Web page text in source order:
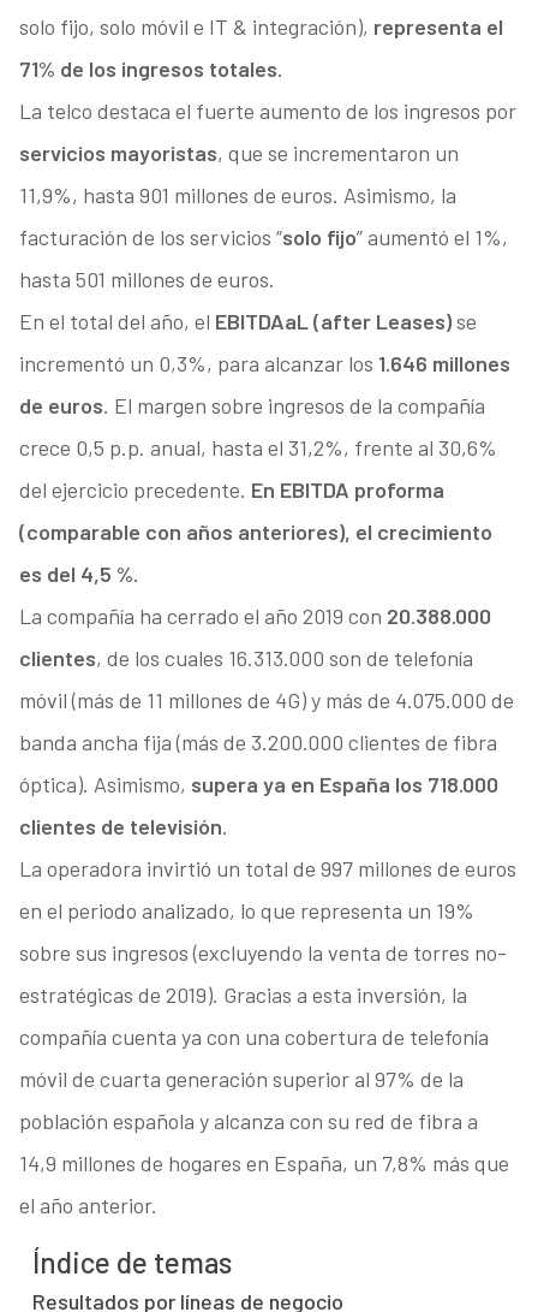
solo fijo, solo móvil e IT & integración), representa el
71% de los ingresos totales.
La telco destaca el fuerte aumento de los ingresos por
servicios mayoristas, que se incrementaron un
11,9%, hasta 901 millones de euros. Asimismo, la
facturación de los servicios “solo fijo” aumentó el 1%,
hasta 501 millones de euros.
En el total del año, el EBITDAaL (after Leases)se
incrementó un 0,3%, para alcanzar los 1.646 millones
de euros. El margen sobre ingresos de la compañía
crece 0,5 p.p. anual, hasta el 31,2%, frente al 30,6%
del ejercicio precedente. En EBITDA proforma
(comparable con años anteriores), el crecimiento
es del 4,5 %.
La compañía ha cerrado el año 2019 con 20.388.000
clientes, de los cuales 16.313.000 son de telefonía
móvil (más de 11 millones de 4G) y más de 4.075.000 de
banda ancha fija (más de 3.200.000 clientes de fibra
óptica). Asimismo, supera ya en España los 718.000
clientes de televisión.
La operadora invirtió un total de 997 millones de euros
en el periodo analizado, lo que representa un 19%
sobre sus ingresos (excluyendo la venta de torres no-
estratégicas de 2019). Gracias a esta inversión, la
compañía cuenta ya con una cobertura de telefonía
móvil de cuarta generación superior al 97% de la
población española y alcanza con su red de fibra a
14,9 millones de hogares en España, un 7,8% más que
el año anterior.
Índice de temas
Resultados por líneas de negocio